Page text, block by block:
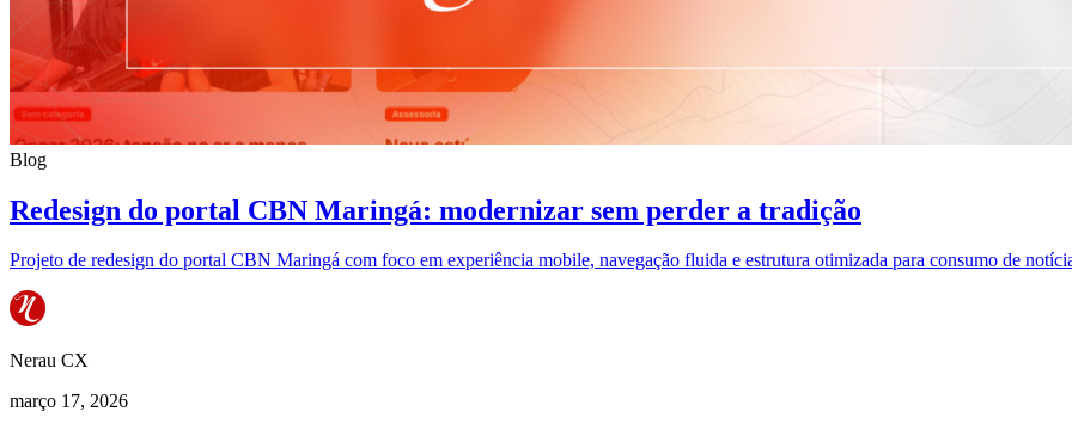
Blog
Redesign do portal CBN Maringá: modernizar sem perder a tradição
Projeto de redesign do portal CBN Maringá com foco em experiência mobile, navegação fluida e estrutura otimizada para consumo de
Nerau CX
março 17, 2026